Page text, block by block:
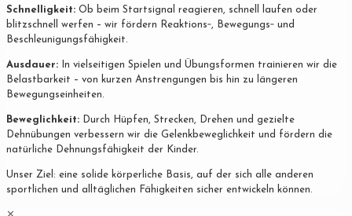
Schnelligkeit: Ob beim Startsignal reagieren, schnell laufen oder
blitzschnell werfen – wir fördern Reaktions‐, Bewegungs‐ und
Beschleunigungsfähigkeit.
Ausdauer: In vielseitigen Spielen und Übungsformen trainieren wir die
Belastbarkeit – von kurzen Anstrengungen bis hin zu längeren
Bewegungseinheiten.
Beweglichkeit: Durch Hüpfen, Strecken, Drehen und gezielte
Dehnübungen verbessern wir die Gelenkbeweglichkeit und fördern die
natürliche Dehnungsfähigkeit der Kinder.
Unser Ziel: eine solide körperliche Basis, auf der sich alle anderen
sportlichen und alltäglichen Fähigkeiten sicher entwickeln können.